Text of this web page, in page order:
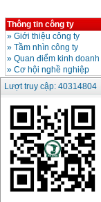
Giá:29900000
Máy cắt góc đa
Makita LS1019L
(1510W)
Giá:14068000
Bộ máy khoan
chi tiết Bosch
13RE (650W)
Giá
2200000
Máy khoan
Thông tin công ty
» Giới thiệu công ty
» Tầm nhìn công ty
» Quan điểm kinh doanh
» Cơ hội nghề nghiệp
Lượt truy cập: 40314804